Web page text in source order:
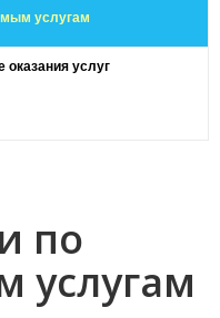
услугам
оказания услуг
по
услугам